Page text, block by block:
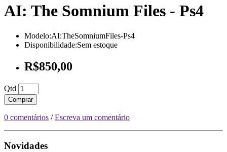
AI: The Somnium Files - Ps4
Modelo:AI:TheSomniumFiles-Ps4
Disponibilidade:Sem estoque
R$850,00
Qtd
Comprar
0 comentários /Escreva um comentário
Novidades